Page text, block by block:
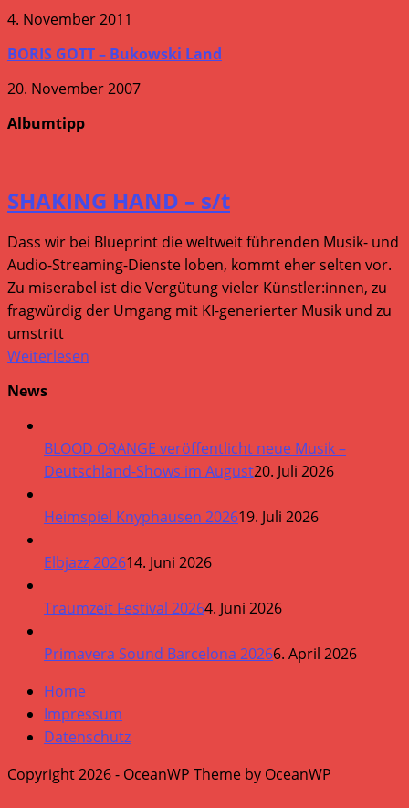
4. November 2011
BORIS GOTT – Bukowski Land
20. November 2007
Albumtipp
SHAKING HAND – s/t
Dass wir bei Blueprint die weltweit führenden Musik- und
Audio-Streaming-Dienste loben, kommt eher selten vor.
Zu miserabel ist die Vergütung vieler Künstler:innen, zu
fragwürdig der Umgang mit KI-generierter Musik und zu
umstritt
Weiterlesen
News
BLOOD ORANGE veröffentlicht neue Musik –
Deutschland-Shows im August20. Juli 2026
Heimspiel Knyphausen 202619. Juli 2026
Elbjazz 202614. Juni 2026
Traumzeit Festival 20264. Juni 2026
Primavera Sound Barcelona 20266. April 2026
Home
Impressum
Datenschutz
Copyright 2026 - OceanWP Theme by OceanWP